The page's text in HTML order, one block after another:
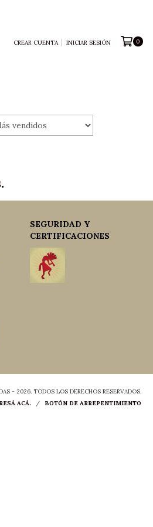
CREAR CUENTA INICIAR SESIÓN 0
SEGURIDAD Y
CERTIFICACIONES
- 2026. TODOS LOS DERECHOS RESERVADOS.
ACÁ. / BOTÓN DE ARREPENTIMIENTO